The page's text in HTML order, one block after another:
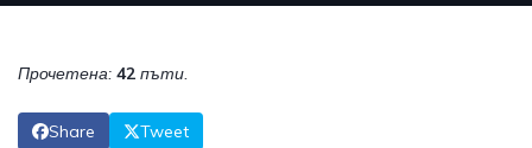
Прочетена: 42 пъти.
Share Tweet